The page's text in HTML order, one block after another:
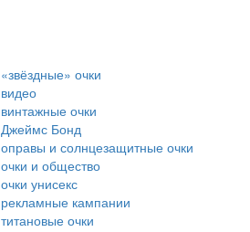
«звёздные» очки
видео
винтажные очки
Джеймс Бонд
оправы и солнцезащитные очки
очки и общество
очки унисекс
рекламные кампании
титановые очки